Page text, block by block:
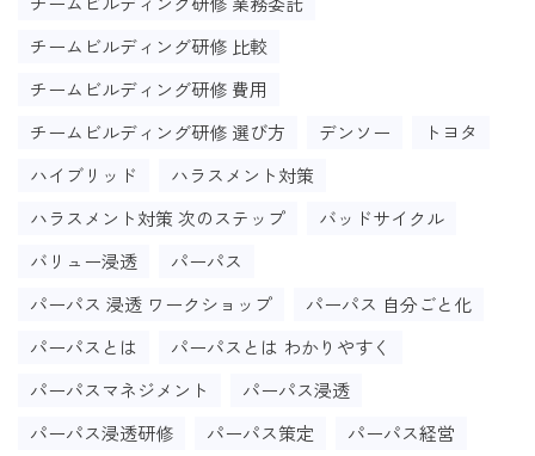
チームビルディング研修 比較
チームビルディング研修 費用
チームビルディング研修 選び方
デンソー
トヨタ
ハイブリッド
ハラスメント対策
ハラスメント対策 次のステップ
バッドサイクル
バリュー浸透
パーパス
パーパス 浸透 ワークショップ
パーパス 自分ごと化
パーパスとは
パーパスとは わかりやすく
パーパスマネジメント
パーパス浸透
パーパス浸透研修
パーパス策定
パーパス経営